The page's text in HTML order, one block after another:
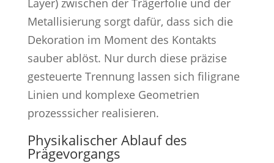
Layer) zwischen der Trägerfolie und der
Metallisierung sorgt dafür, dass sich die
Dekoration im Moment des Kontakts
sauber ablöst. Nur durch diese präzise
gesteuerte Trennung lassen sich filigrane
Linien und komplexe Geometrien
prozesssicher realisieren.
Physikalischer Ablauf des
Prägevorgangs